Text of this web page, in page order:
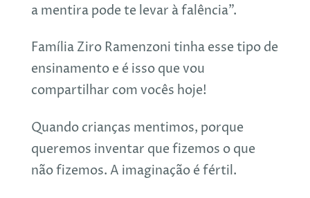
a mentira pode te levar à falência”.
Família Ziro Ramenzoni tinha esse tipo de
ensinamento e é isso que vou
compartilhar com vocês hoje!
Quando crianças mentimos, porque
queremos inventar que fizemos o que
não fizemos. A imaginação é fértil.